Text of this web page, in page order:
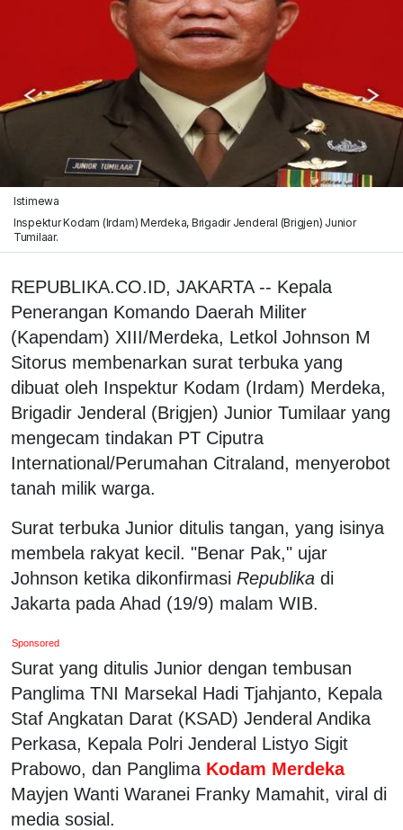
Istimewa
Inspektur Kodam (Irdam) Merdeka, Brigadir Jenderal (Brigjen) Junior
Tumilaar.
REPUBLIKA.CO.ID, JAKARTA -- Kepala
Penerangan Komando Daerah Militer
(Kapendam) XIII/Merdeka, Letkol Johnson M
Sitorus membenarkan surat terbuka yang
dibuat oleh Inspektur Kodam (Irdam) Merdeka,
Brigadir Jenderal (Brigjen) Junior Tumilaar yang
mengecam tindakan PT Ciputra
International/Perumahan Citraland, menyerobot
tanah milik warga.
Surat terbuka Junior ditulis tangan, yang isinya
membela rakyat kecil. "Benar Pak," ujar
Johnson ketika dikonfirmasi Republika di
Jakarta pada Ahad (19/9) malam WIB.
Sponsored
Surat yang ditulis Junior dengan tembusan
Panglima TNI Marsekal Hadi Tjahjanto, Kepala
Staf Angkatan Darat (KSAD) Jenderal Andika
Perkasa, Kepala Polri Jenderal Listyo Sigit
Prabowo, dan Panglima Kodam Merdeka
Mayjen Wanti Waranei Franky Mamahit, viral di
media sosial.